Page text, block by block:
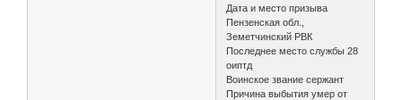
Дата и место призыва
Пензенская обл.,
Земетчинский РВК
Последнее место службы 28
оиптд
Воинское звание сержант
Причина выбытия умер от